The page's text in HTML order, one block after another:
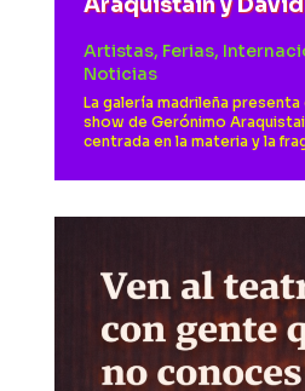
Artistas, Ferias,
Noticias
La galería madrileña presenta
show de Gerónimo
centrada en la materia y la